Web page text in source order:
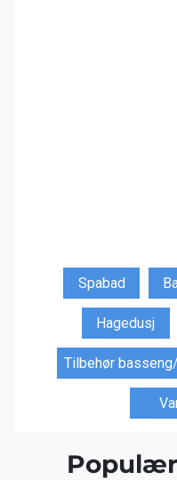
Spabad
Hagedusj
Tilbehør basseng/